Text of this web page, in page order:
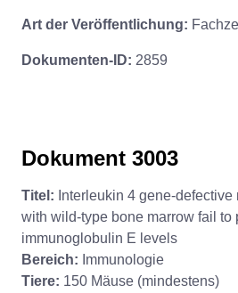
Art der Veröffentlichung:
Dokumenten-ID: 2859
Dokument 3003
Titel: Interleukin 4 gene-defective
with wild-type bone marrow fail to
immunoglobulin E levels
Bereich: Immunologie
Tiere: 150 Mäuse (mindestens)